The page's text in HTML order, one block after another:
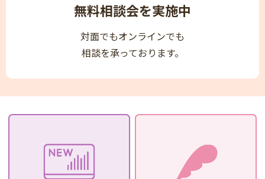
無料相談会を実施中
対面でもオンラインでも
相談を承っております。